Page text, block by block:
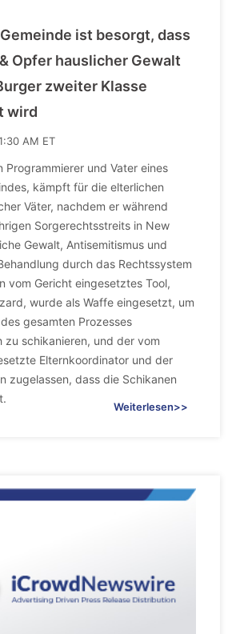
ist besorgt, dass
Opfer hauslicher Gewalt
zweiter Klasse
wird
AM ET
Programmierer und Vater eines
kämpft für die elterlichen
Väter, nachdem er während
Sorgerechtsstreits in New
Gewalt, Antisemitismus und
durch das Rechtssystem
vom Gericht eingesetztes Tool,
wurde als Waffe eingesetzt, um
gesamten Prozesses
zu schikanieren, und der vom
Elternkoordinator und der
zugelassen, dass die Schikanen
Weiterlesen>>